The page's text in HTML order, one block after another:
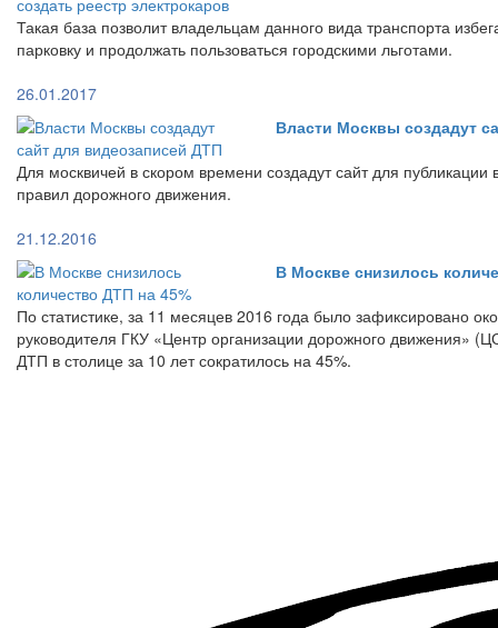
Такая база позволит владельцам данного вида транспорта
парковку и продолжать пользоваться городскими льготами.
26.01.2017
Власти Москвы создадут
Для москвичей в скором времени создадут сайт для
правил дорожного движения.
21.12.2016
В Москве снизилось
По статистике, за 11 месяцев 2016 года было зафиксировано
руководителя ГКУ «Центр организации дорожного движения»
ДТП в столице за 10 лет сократилось на 45%.